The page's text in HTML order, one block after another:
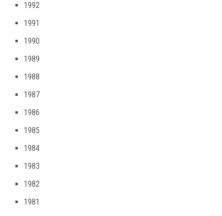
1992
1991
1990
1989
1988
1987
1986
1985
1984
1983
1982
1981